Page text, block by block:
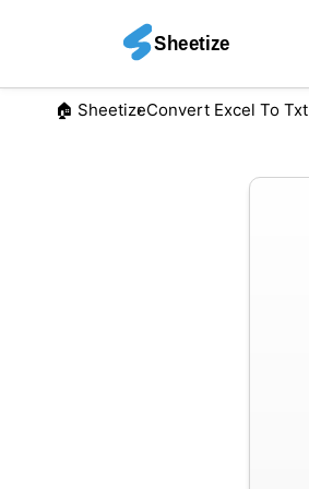
🏠︎ SheetizeConvert Excel To Txt